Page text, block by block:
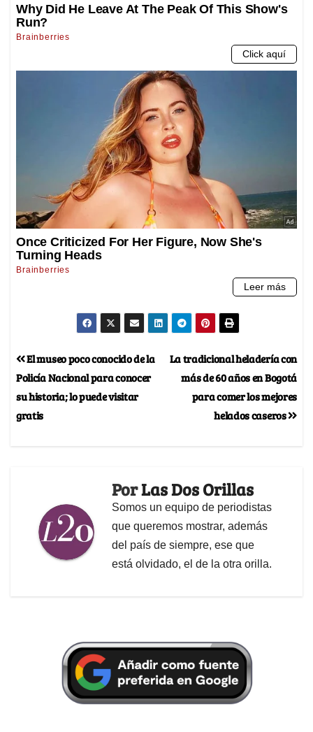
La tradicional heladería con
más de 60 años en Bogotá
para comer los mejores
helados caseros
El museo poco conocido de la
Policía Nacional para conocer
su historia; lo puede visitar
gratis
PorLas Dos Orillas
Somos un equipo de periodistas
que queremos mostrar, además
del país de siempre, ese que
está olvidado, el de la otra orilla.